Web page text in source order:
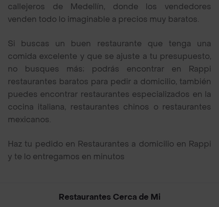
callejeros de Medellín, donde los vendedores
venden todo lo imaginable a precios muy baratos.
Si buscas un buen restaurante que tenga una
comida excelente y que se ajuste a tu presupuesto,
no busques más; podrás encontrar en Rappi
restaurantes baratos para pedir a domicilio, también
puedes encontrar restaurantes especializados en la
cocina italiana, restaurantes chinos o restaurantes
mexicanos.
Haz tu pedido en Restaurantes a domicilio en Rappi
y te lo entregamos en minutos
Restaurantes Cerca de Mi